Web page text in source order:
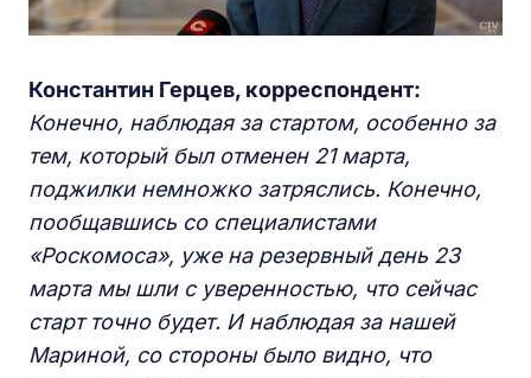
Константин Герцев, корреспондент:
Конечно, наблюдая за стартом, особенно за
тем, который был отменен 21 марта,
поджилки немножко затряслись. Конечно,
пообщавшись со специалистами
«Роскомоса», уже на резервный день 23
марта мы шли с уверенностью, что сейчас
старт точно будет. И наблюдая за нашей
Мариной, со стороны было видно, что